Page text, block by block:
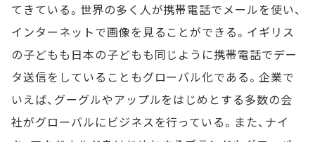
てきている。世界の多く人が携帯電話でメールを使い、
インターネットで画像を見ることができる。イギリス
の子どもも日本の子どもも同じように携帯電話でデー
タ送信をしていることもグローバル化である。企業で
いえば、グーグルやアップルをはじめとする多数の会
社がグローバルにビジネスを行っている。また、ナイ